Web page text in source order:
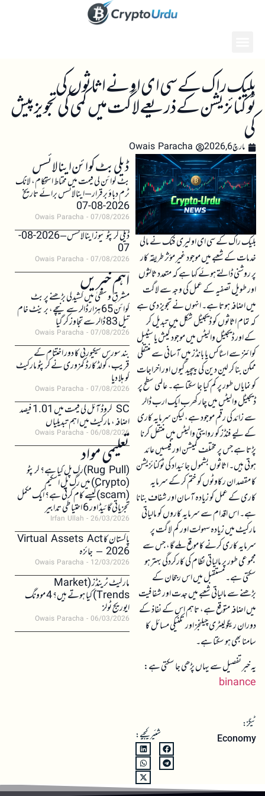
بلیک راک کے سی ای او نے اثاثوں کی
ٹوکنائزیشن کے ذریعے لاگت میں کمی کی تجویز پیش
کیمارچ 6, 2026 Owais Paracha
بلیک راک کے سی ای او لیری فنک نے مالی
خدمات کے شعبے میں موجود غیر مؤثر طریقہ کار
پر روشنی ڈالتے ہوئے کہا ہے کہ متعدد ثالثوں
اور طویل تصفیہ کے عمل کی وجہ سے لاگت
میں اضافہ ہوتا ہے۔ انہوں نے تجویز دی ہے
کہ تمام اثاثوں کو ڈیجیٹل شکل میں تبدیل کر
کے اور ڈیجیٹل والیٹس میں موجود کیش یا سٹیبل
کوائنز سے اسٹاکس یا بانڈز میں آسانی سے منتقلی
ممکن بنا کر لین دین کی پیچیدگیوں اور اخراجات
کو نمایاں طور پر کم کیا جا سکتا ہے۔ عالمی سطح پر
ڈیجیٹل والیٹس میں چار کھرب ایک ارب ڈالر
سے زائد کی رقم موجود ہے، لیکن سرمایہ کاری
کے لیے فنڈز کو روایتی والیٹس میں منتقل کرنا
پڑتا ہے جس پر مختلف کمیشن اور فیسیں عائد
ہوتی ہیں۔ اثاثوں بشمول جائیداد کی ٹوکنائزیشن
کا مقصد ان رکاوٹوں کو ختم کر کے سرمایہ
کاری کے عمل کو زیادہ آسان اور شفاف بنانا
ہے۔ اس اقدام سے سرمایہ کاروں کو مالیاتی
مارکیٹ میں زیادہ سہولت اور کم لاگت پر
سرمایہ کاری کرنے کا موقع ملے گا، جس سے
مجموعی طور پر مالیاتی نظام کی کارکردگی بہتر ہو
سکتی ہے۔ مستقبل میں اس رجحان کے
بڑھنے سے مالیاتی شعبے میں جدت اور شفافیت
میں اضافہ متوقع ہے، تاہم اس کے نفاذ کے
دوران ریگولیٹری چیلنجز اور تکنیکی مسائل کا
سامنا بھی ہو سکتا ہے۔
یہ خبر تفصیل سے یہاں پڑھی جا سکتی ہے:
binance
ٹیگز:
Economy شئیر کیجیے:
ڈیلی بٹ کوائن اینالائسس
بٹ کوائن کی قیمت میں محتاط استحکام، لانگ
ٹرم دباؤ برقرار – اینالائسس برائے تاریخ
2026-08-07
Owais Paracha 07/08/2026
ڈیلی کرپٹو نیوز اینالائسس – 2026-08-
07
Owais Paracha 07/08/2026
اہم خبریں
مشرقِ وسطیٰ میں کشیدگی بڑھنے پر بٹ
کوائن 65 ہزار ڈالر سے نیچے، برینٹ خام
تیل 83 ڈالر سے تجاوز کر گیا
Owais Paracha 07/08/2026
بند سورس سیکیورٹی کا دور اختتام کے
قریب، کولڈ کارڈ کمزوری نے کرپٹو مارکیٹ
کو ہلا دیا
Owais Paracha 07/08/2026
SC کروڈ آئل کی قیمت میں 1.01 فیصد
اضافہ، مارکیٹ میں اہم تبدیلیاں
Owais Paracha 06/08/2026
تعلیمی مواد(Rug Pull)رگ پل کیا ہے؟ کرپٹو
(Crypto) میں رگ پل اسکیم
(scam)کیسے کام کرتی ہے؟ ایک مکمل
تجزیاتی گائیڈ اور 6 احتیاطی تدابیر
Irfan Ullah 26/03/2026
پاکستان کا Virtual Assets Act
2026 – جائزہ
Owais Paracha 12/03/2026
مارکیٹ ٹرینڈز (Market
Trends) کیا ہوتے ہیں؟ 4 موونگ
ایوریج ٹولز
Owais Paracha 06/03/2026